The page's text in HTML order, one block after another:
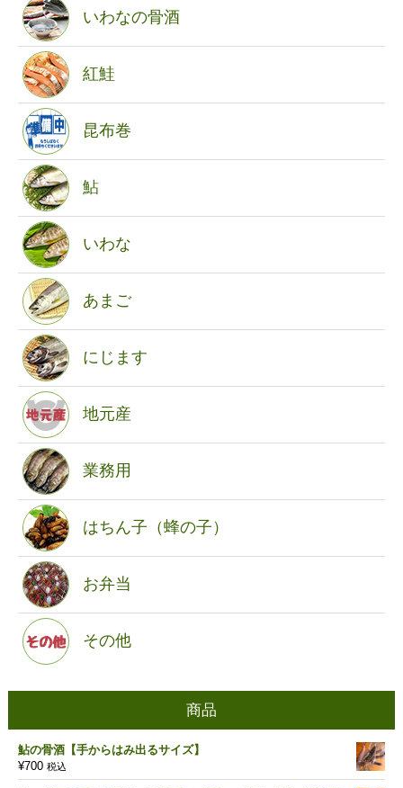
いわなの骨酒
紅鮭
昆布巻
鮎
いわな
あまご
にじます
地元産
業務用
はちん子（蜂の子）
お弁当
その他
商品
鮎の骨酒【手からはみ出るサイズ】
¥700 税込